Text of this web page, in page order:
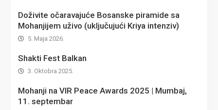
Doživite očaravajuće Bosanske piramide sa
Mohanjijem uživo (uključujući Kriya intenziv)
5. Maja 2026.
Shakti Fest Balkan
3. Oktobra 2025.
Mohanji na VIR Peace Awards 2025 | Mumbaj,
11. septembar